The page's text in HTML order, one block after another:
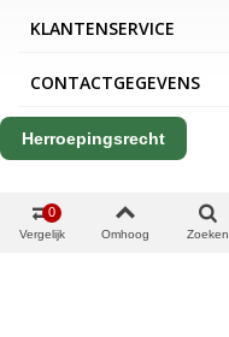
KLANTENSERVICE
CONTACTGEGEVENS
Herroepingsrecht
Vergelijk
0
Omhoog Zoeken